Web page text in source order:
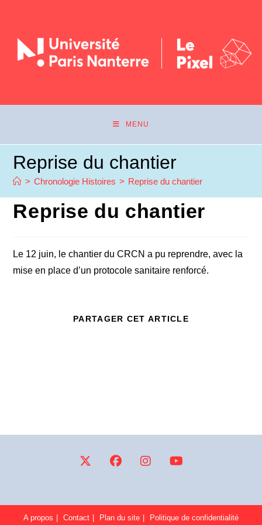
MENU
Reprise du chantier
> Chronologie Histoires > Reprise du chantier
Reprise du chantier
Le 12 juin, le chantier du CRCN a pu reprendre, avec la
mise en place d’un protocole sanitaire renforcé.
PARTAGER CET ARTICLE
A propos Contact Plan du site Politique de confidentialité